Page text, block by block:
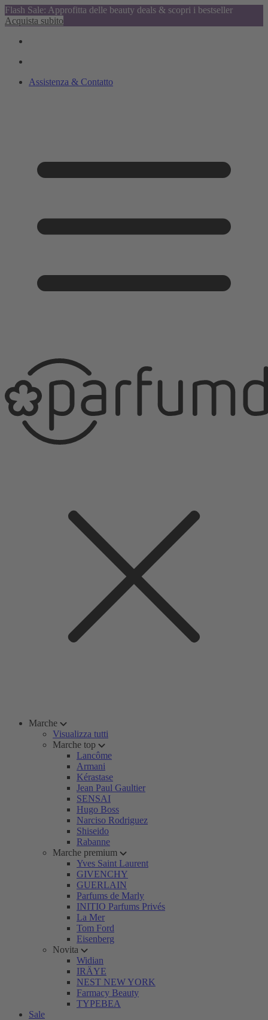
Flash Sale: Approfitta delle beauty deals & scopri i bestseller
Acquista subito
Assistenza & Contatto
Marche
Visualizza tutti
Marche top
Lancôme
Armani
Kérastase
Jean Paul Gaultier
SENSAI
Hugo Boss
Narciso Rodriguez
Shiseido
Rabanne
Marche premium
Yves Saint Laurent
GIVENCHY
GUERLAIN
Parfums de Marly
INITIO Parfums Privés
La Mer
Tom Ford
Eisenberg
Novita
Widian
IRÄYE
NEST NEW YORK
Farmacy Beauty
TYPEBEA
Sale